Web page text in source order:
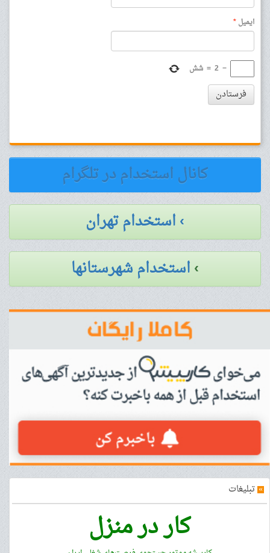
ایمیل*
−
2
= شش
فرستادن
کانال استخدام در تلگرام
› استخدام تهران
›استخدام شهرستانها
» تبلیغات
کار در منزل